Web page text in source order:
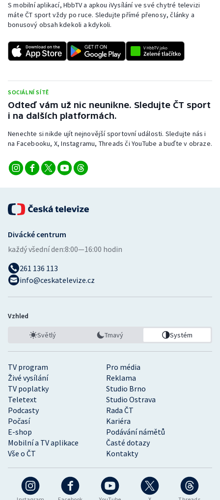
S mobilní aplikací, HbbTV a apkou iVysílání ve své chytré televizi
máte ČT sport vždy po ruce. Sledujte přímé přenosy, články a
bonusový obsah kdekoli a kdykoli.
SOCIÁLNÍ SÍTĚ
Odteď vám už nic neunikne. Sledujte ČT sport
i na dalších platformách.
Nenechte si nikde ujít nejnovější sportovní události. Sledujte nás i
na Facebooku, X, Instagramu, Threads či YouTube a buďte v obraze.
TV program
Pro média
Živé vysílání
Reklama
TV poplatky
Studio Brno
Teletext
Studio Ostrava
Podcasty
Rada ČT
Počasí
Kariéra
E-shop
Podávání námětů
Mobilní a TV aplikace
Časté dotazy
Vše o ČT
Kontakty
Divácké centrum
každý všední den:8:00—16:00 hodin
261 136 113
info@ceskatelevize.cz
Vzhled
Světlý Tmavý Systém